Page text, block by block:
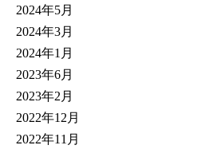
2024年5月
2024年3月
2024年1月
2023年6月
2023年2月
2022年12月
2022年11月